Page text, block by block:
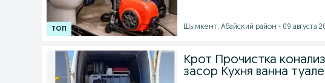
Шымкент, Абайский район - 09 августа
Крот Прочистка
засор Кухня ванна